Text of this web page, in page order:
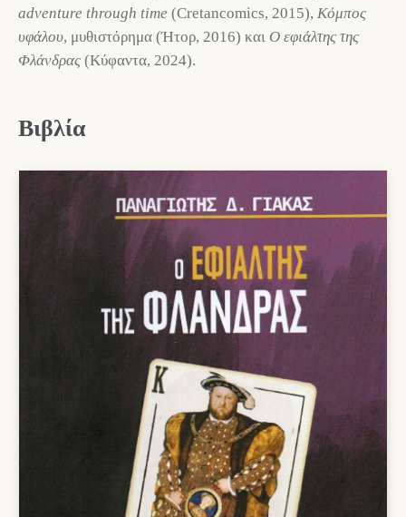
adventure through time (Cretancomics, 2015), Κόμπος
υφάλου, μυθιστόρημα (Ήτορ, 2016) και Ο εφιάλτης της
Φλάνδρας (Κύφαντα, 2024).
Βιβλία